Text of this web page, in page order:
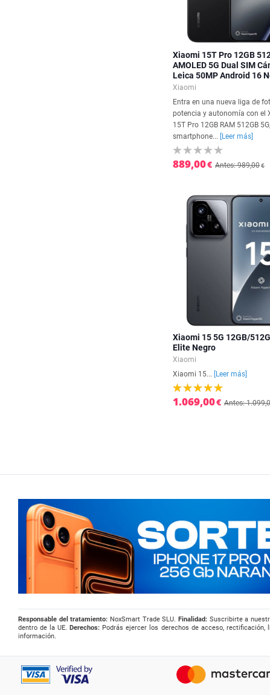
Xiaomi 15T Pro 12GB
AMOLED 5G Dual SIM
Leica 50MP Android 16
Xiaomi
Entra en una nueva liga de
potencia y autonomía con el
15T Pro 12GB RAM 512GB
smartphone...
[Leer más]
889,00€ Antes: 989,00€
Xiaomi 15 5G 12GB/
Elite Negro
Xiaomi
Xiaomi 15...
[Leer más]
1.069,00€ Antes:
Responsable del tratamiento: NoxSmart Trade SLU. Finalidad:Suscribirte a
dentro de la UE.Derechos: Podrás ejercer los derechos de acceso,
información.